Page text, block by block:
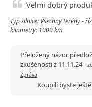
Velmi dobrý
Typ silnice: Všechny terény -
kilometry: 1000 km
Přeložený názor
zkušenosti z 11.11.24-
Zpráva
Koupili byste